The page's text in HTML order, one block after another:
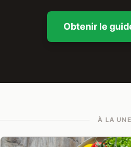
Obtenir le
À LA UNE